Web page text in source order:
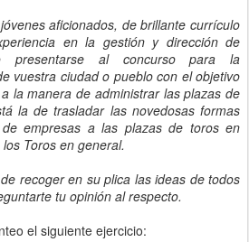
aficionados, de brillante currículo
en la gestión y dirección de
presentarse al concurso para la
vuestra ciudad o pueblo con el objetivo
la manera de administrar las plazas de
la de trasladar las novedosas formas
empresas a las plazas de toros en
Toros en general.
recoger en su plica las ideas de todos
tu opinión al respecto.
el siguiente ejercicio: